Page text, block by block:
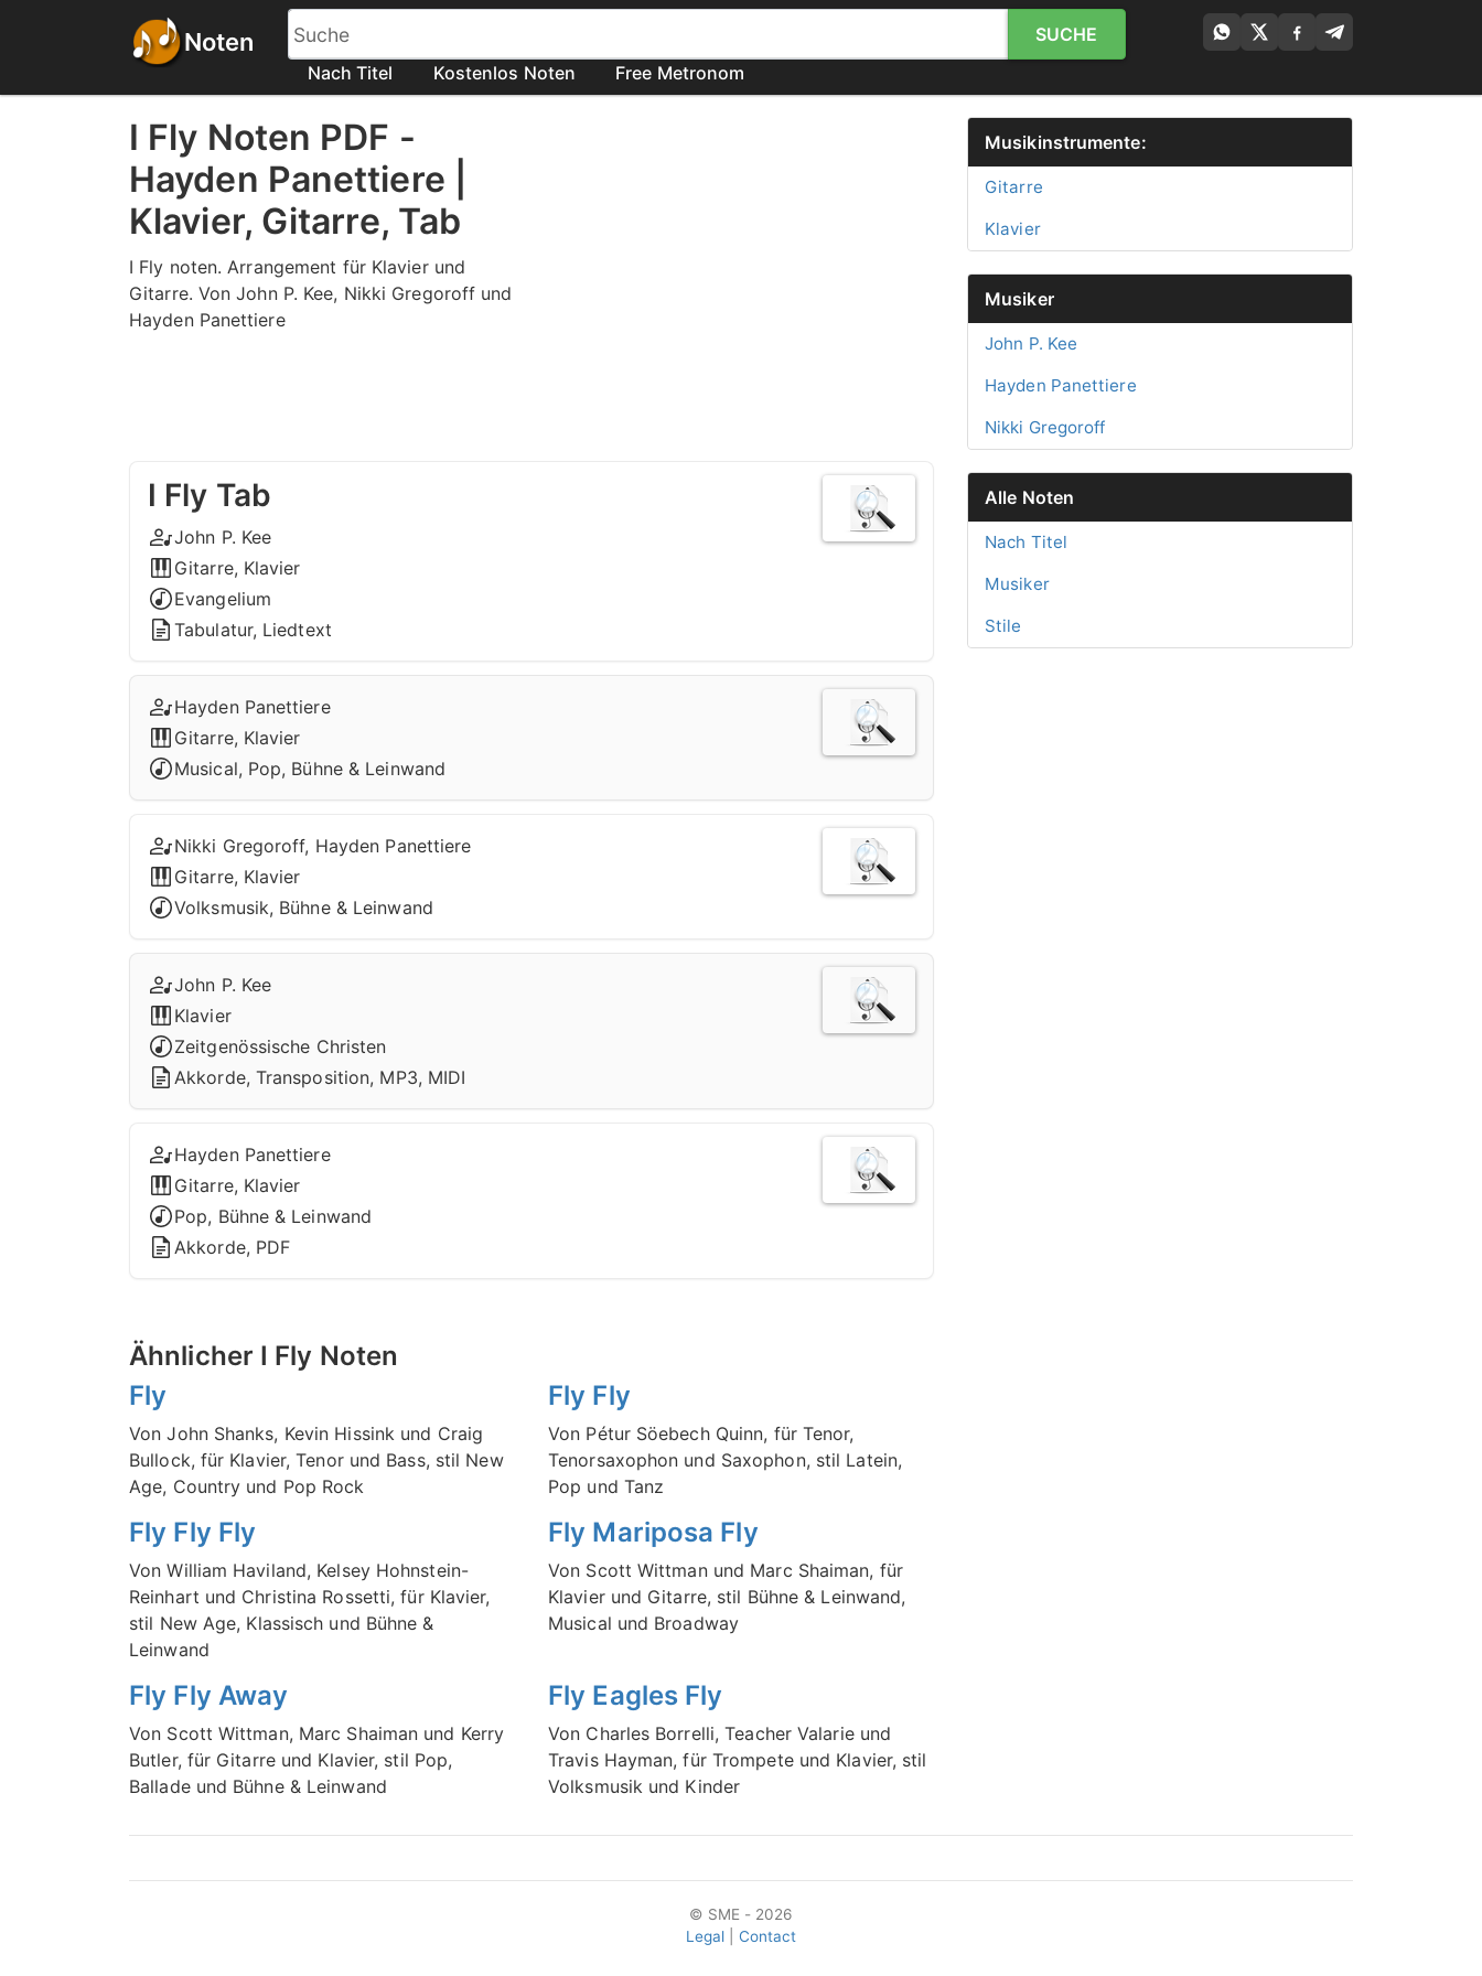
Noten
SUCHE
Nach Titel
Kostenlos Noten Free Metronom
I Fly Noten PDF -
Hayden Panettiere |
Klavier, Gitarre, Tab
I Fly noten. Arrangement für Klavier und
Gitarre. Von John P. Kee, Nikki Gregoroff und
Hayden Panettiere
I Fly Tab
John P. Kee
Gitarre, Klavier
Evangelium
Tabulatur, Liedtext
Hayden Panettiere
Gitarre, Klavier
Musical, Pop, Bühne & Leinwand
Nikki Gregoroff, Hayden Panettiere
Gitarre, Klavier
Volksmusik, Bühne & Leinwand
John P. Kee
Klavier
Zeitgenössische Christen
Akkorde, Transposition, MP3, MIDI
Hayden Panettiere
Gitarre, Klavier
Pop, Bühne & Leinwand
Akkorde, PDF
Ähnlicher I Fly Noten
Fly
Von John Shanks, Kevin Hissink und Craig
Bullock, für Klavier, Tenor und Bass, stil New
Age, Country und Pop Rock
Fly Fly
Von Pétur Söebech Quinn, für Tenor,
Tenorsaxophon und Saxophon, stil Latein,
Pop und Tanz
Fly Fly Fly
Von William Haviland, Kelsey Hohnstein-
Reinhart und Christina Rossetti, für Klavier,
stil New Age, Klassisch und Bühne &
Leinwand
Fly Mariposa Fly
Von Scott Wittman und Marc Shaiman, für
Klavier und Gitarre, stil Bühne & Leinwand,
Musical und Broadway
Fly Fly Away
Von Scott Wittman, Marc Shaiman und Kerry
Butler, für Gitarre und Klavier, stil Pop,
Ballade und Bühne & Leinwand
Fly Eagles Fly
Von Charles Borrelli, Teacher Valarie und
Travis Hayman, für Trompete und Klavier, stil
Volksmusik und Kinder
Musikinstrumente:
Gitarre
Klavier
Musiker
John P. Kee
Hayden Panettiere
Nikki Gregoroff
Alle Noten
Nach Titel
Musiker
Stile
© SME - 2026
Legal
Contact